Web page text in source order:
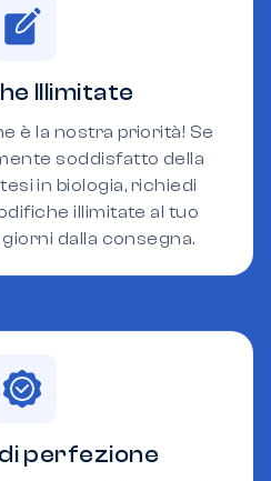
Illimitate
è la nostra priorità! Se
soddisfatto della
in biologia, richiedi
illimitate al tuo
dalla consegna.
perfezione